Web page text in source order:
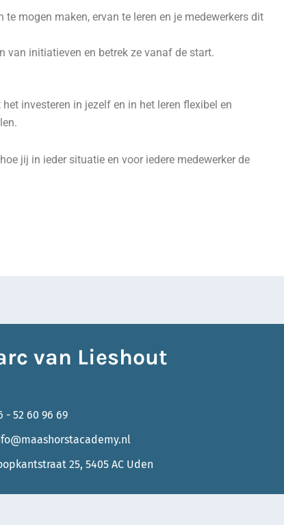
mogen maken, ervan te leren en je medewerkers dit
van initiatieven en betrek ze vanaf de start.
investeren in jezelf en in het leren flexibel en
jij in ieder situatie en voor iedere medewerker de
van Lieshout
- 52 60 96 69
25, 5405 AC Uden